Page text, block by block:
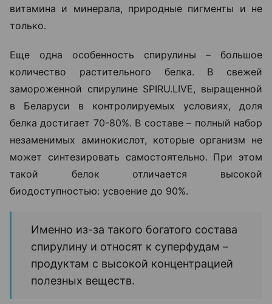
витамина и минерала, природные пигменты и не
только.
Еще одна особенность спирулины – большое
количество растительного белка. В свежей
замороженной спирулине SPIRU.LIVE, выращенной
в Беларуси в контролируемых условиях, доля
белка достигает 70-80%. В составе – полный набор
незаменимых аминокислот, которые организм не
может синтезировать самостоятельно. При этом
такой белок отличается высокой
биодоступностью: усвоение до 90%.
Именно из-за такого богатого состава
спирулину и относят к суперфудам –
продуктам с высокой концентрацией
полезных веществ.